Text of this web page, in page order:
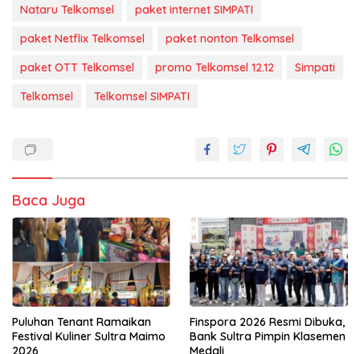
Nataru Telkomsel
paket internet SIMPATI
paket Netflix Telkomsel
paket nonton Telkomsel
paket OTT Telkomsel
promo Telkomsel 12.12
Simpati
Telkomsel
Telkomsel SIMPATI
Baca Juga
Puluhan Tenant Ramaikan
Festival Kuliner Sultra Maimo
2026
Finspora 2026 Resmi Dibuka,
Bank Sultra Pimpin Klasemen
Medali